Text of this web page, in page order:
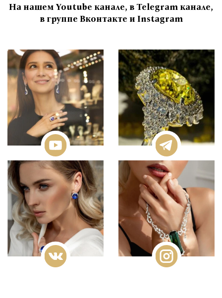
На нашем Youtube канале, в Telegram канале,
в группе Вконтакте и Instagram